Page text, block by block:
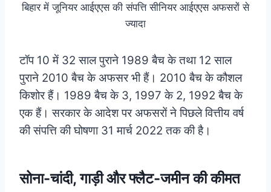
बिहार में जूनियर आईएएस की संपत्ति सीनियर आईएएस अफसरों से
ज्यादा
टॉप 10 में 32 साल पुराने 1989 बैच के तथा 12 साल
पुराने 2010 बैच के अफसर भी हैं। 2010 बैच के कौशल
किशोर हैं। 1989 बैच के 3, 1997 के 2, 1992 बैच के
एक हैं। सरकार के आदेश पर अफसरों ने पिछले वित्तीय वर्ष
की संपत्ति की घोषणा 31 मार्च 2022 तक की है।
सोना-चांदी, गाड़ी और फ्लैट-जमीन की कीमत